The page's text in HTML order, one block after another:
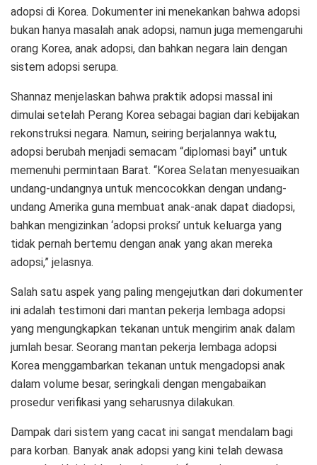
adopsi di Korea. Dokumenter ini menekankan bahwa adopsi
bukan hanya masalah anak adopsi, namun juga memengaruhi
orang Korea, anak adopsi, dan bahkan negara lain dengan
sistem adopsi serupa.
Shannaz menjelaskan bahwa praktik adopsi massal ini
dimulai setelah Perang Korea sebagai bagian dari kebijakan
rekonstruksi negara. Namun, seiring berjalannya waktu,
adopsi berubah menjadi semacam “diplomasi bayi” untuk
memenuhi permintaan Barat. “Korea Selatan menyesuaikan
undang-undangnya untuk mencocokkan dengan undang-
undang Amerika guna membuat anak-anak dapat diadopsi,
bahkan mengizinkan ‘adopsi proksi’ untuk keluarga yang
tidak pernah bertemu dengan anak yang akan mereka
adopsi,” jelasnya.
Salah satu aspek yang paling mengejutkan dari dokumenter
ini adalah testimoni dari mantan pekerja lembaga adopsi
yang mengungkapkan tekanan untuk mengirim anak dalam
jumlah besar. Seorang mantan pekerja lembaga adopsi
Korea menggambarkan tekanan untuk mengadopsi anak
dalam volume besar, seringkali dengan mengabaikan
prosedur verifikasi yang seharusnya dilakukan.
Dampak dari sistem yang cacat ini sangat mendalam bagi
para korban. Banyak anak adopsi yang kini telah dewasa